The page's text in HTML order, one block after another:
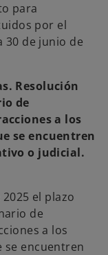
para
por el
30 de junio de
Resolución
de
a los
se encuentren
o judicial.
el plazo
de
a los
se encuentren